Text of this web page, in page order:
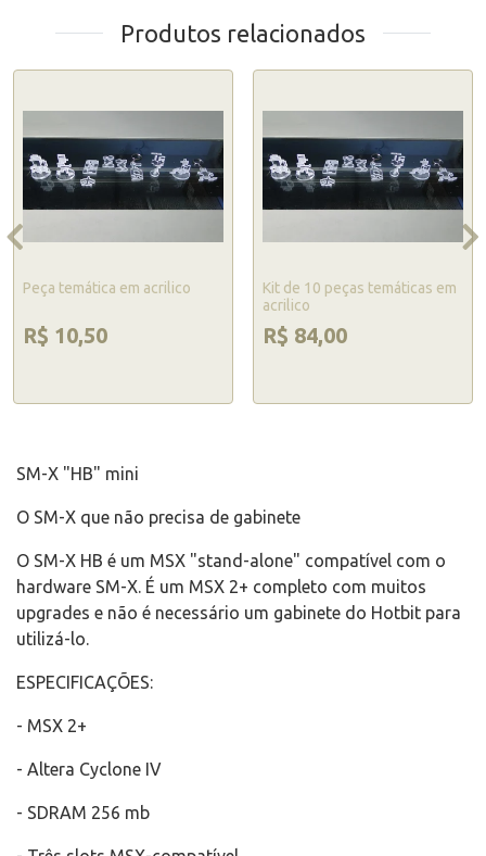
Produtos relacionados
Peça temática em acrilico
R$ 10,50
Kit de 10 peças temáticas em
acrilico
R$ 84,00
SM-X "HB" mini
O SM-X que não precisa de gabinete
O SM-X HB é um MSX "stand-alone" compatível com o
hardware SM-X. É um MSX 2+ completo com muitos
upgrades e não é necessário um gabinete do Hotbit para
utilizá-lo.
ESPECIFICAÇÕES:
- MSX 2+
- Altera Cyclone IV
- SDRAM 256 mb